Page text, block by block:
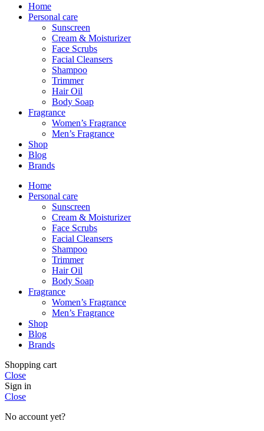
Home
Personal care
Sunscreen
Cream & Moisturizer
Face Scrubs
Facial Cleansers
Shampoo
Trimmer
Hair Oil
Body Soap
Fragrance
Women’s Fragrance
Men’s Fragrance
Shop
Blog
Brands
Home
Personal care
Sunscreen
Cream & Moisturizer
Face Scrubs
Facial Cleansers
Shampoo
Trimmer
Hair Oil
Body Soap
Fragrance
Women’s Fragrance
Men’s Fragrance
Shop
Blog
Brands
Shopping cart
Close
Sign in
Close
No account yet?